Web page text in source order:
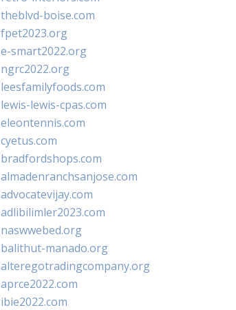
theblvd-boise.com
fpet2023.org
e-smart2022.org
ngrc2022.org
leesfamilyfoods.com
lewis-lewis-cpas.com
eleontennis.com
cyetus.com
bradfordshops.com
almadenranchsanjose.com
advocatevijay.com
adlibilimler2023.com
naswwebed.org
balithut-manado.org
alteregotradingcompany.org
aprce2022.com
ibie2022.com